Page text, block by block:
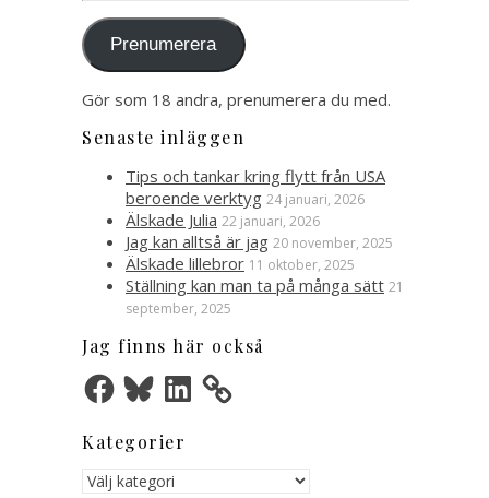
postadress
Prenumerera
Gör som 18 andra, prenumerera du med.
Senaste inläggen
Tips och tankar kring flytt från USA
beroende verktyg 24 januari, 2026
Älskade Julia 22 januari, 2026
Jag kan alltså är jag 20 november, 2025
Älskade lillebror 11 oktober, 2025
Ställning kan man ta på många sätt 21
september, 2025
Jag finns här också
FacebookBlueskyLinkedIn
Kategorier
Kategorier